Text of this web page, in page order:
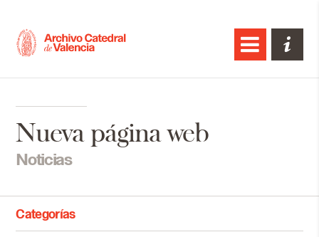
Nueva página web
Noticias
Categorías